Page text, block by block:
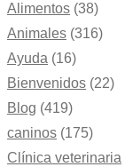
Alimentos (38)
Animales (316)
Ayuda (16)
Bienvenidos (22)
Blog (419)
caninos (175)
Clínica veterinaria